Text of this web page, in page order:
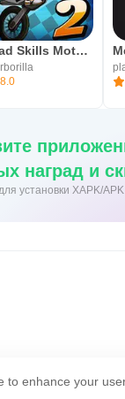
Mad Skills Motocross 2
8.0
наград и
установки XAPK/
to enhance your